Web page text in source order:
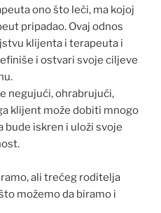
ono što leči, ma kojoj
pripadao. Ovaj odnos
klijenta i terapeuta i
i ostvari svoje ciljeve
negujući, ohrabrujući,
klijent može dobiti mnogo
bude iskren i uloži svoje
ali trećeg roditelja
možemo da biramo i